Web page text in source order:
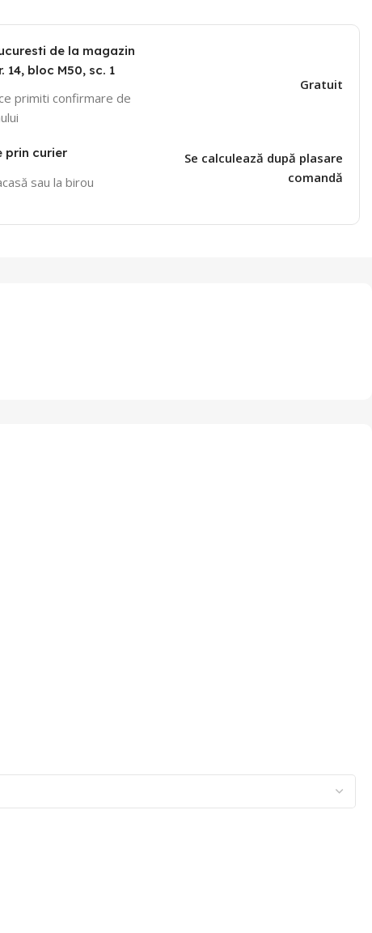
de la magazin
14, bloc M50, sc. 1
primiti confirmare de
Gratuit
prin curier
sau la birou
Se calculează după plasare
comandă